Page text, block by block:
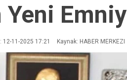
Yeni
12-11-2025 17:21 Kaynak: HABER MERKEZI